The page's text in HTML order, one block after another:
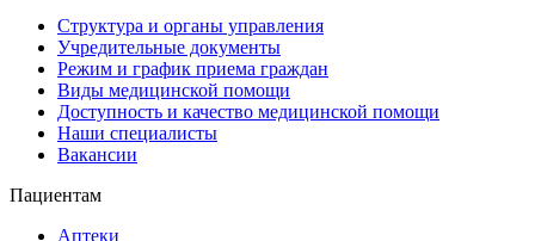
Структура и органы управления
Учредительные документы
Режим и график приема граждан
Виды медицинской помощи
Доступность и качество медицинской помощи
Наши специалисты
Вакансии
Пациентам
Аптеки